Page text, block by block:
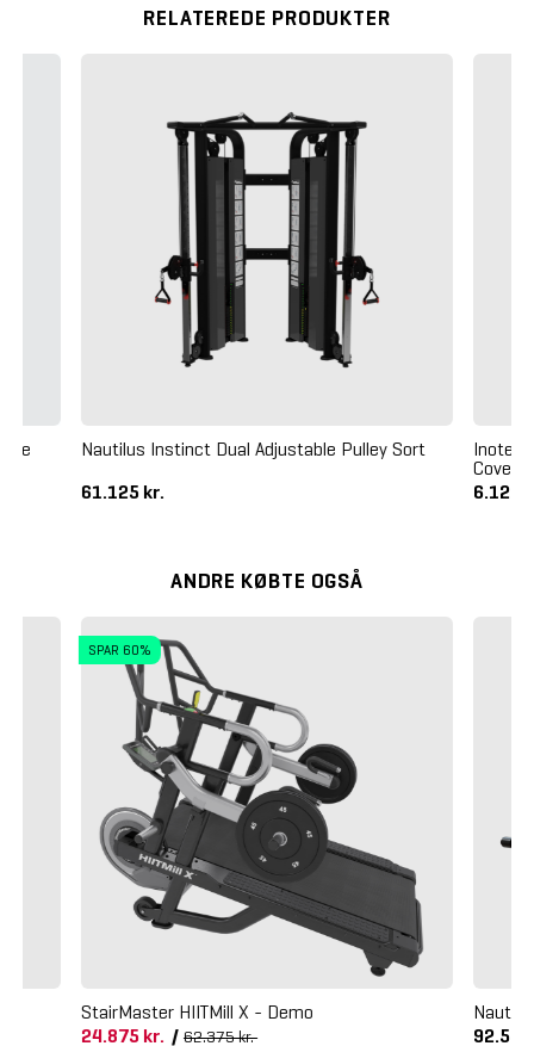
RELATEREDE PRODUKTER
Nautilus Instinct Dual Adjustable Pulley Sort
61.125 kr.
Inotec
Cover
6.125
ANDRE KØBTE OGSÅ
SPAR 60%
StairMaster HIITMill X - Demo
24.875 kr./ 62.375 kr.